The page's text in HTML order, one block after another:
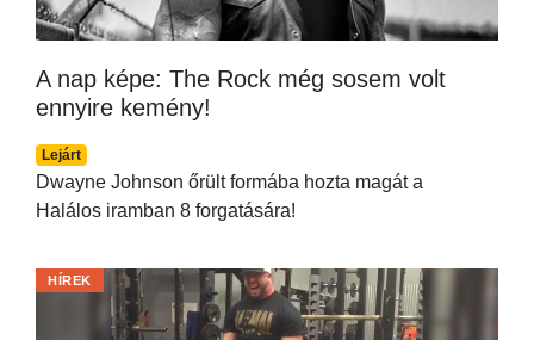
A nap képe: The Rock még sosem volt
ennyire kemény!
Lejárt
Dwayne Johnson őrült formába hozta magát a
Halálos iramban 8 forgatására!
HÍREK